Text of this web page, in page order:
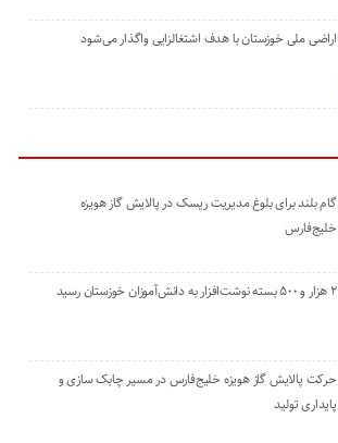
اراضی ملی خوزستان با هدف اشتغالزایی واگذار می‌شود
گام بلند برای بلوغ مدیریت ریسک در پالایش گاز هویزه
خلیج‌فارس
۲ هزار و ۵۰۰ بسته نوشت‌افزار به دانش‌آموزان خوزستان رسید
حرکت پالایش گاز هویزه خلیج‌فارس در مسیر چابک سازی و
پایداری تولید